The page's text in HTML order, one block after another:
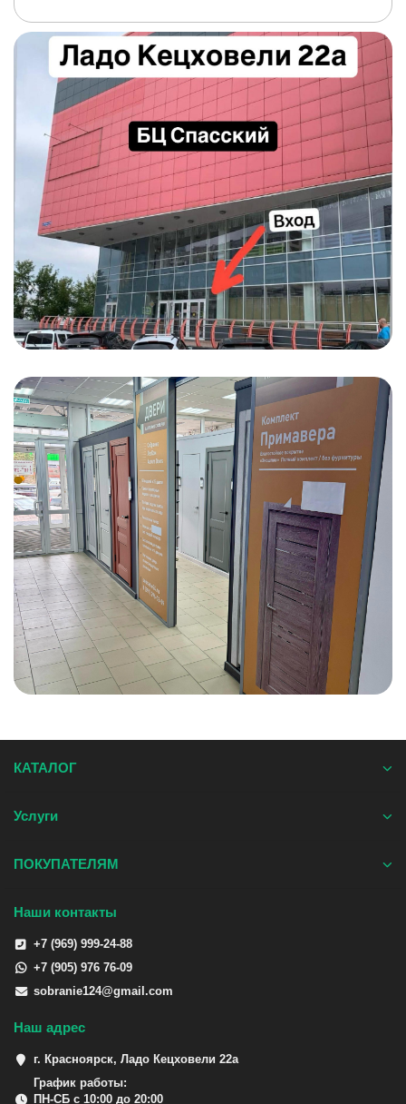
КАТАЛОГ
Услуги
ПОКУПАТЕЛЯМ
Наши контакты
+7 (969) 999-24-88
+7 (905) 976 76-09
sobranie124@gmail.com
Наш адрес
г. Красноярск, Ладо Кецховели 22а
График работы:
ПН-СБ с 10:00 до 20:00